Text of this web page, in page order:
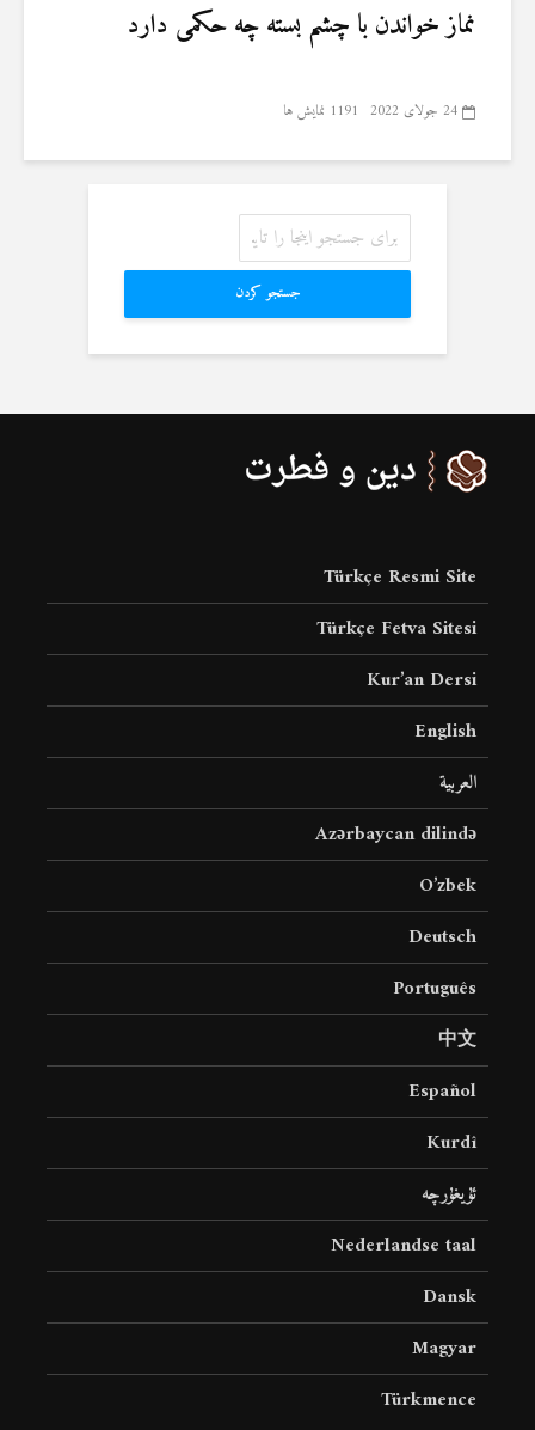
نماز خواندن با چشم بسته چه حکمی دارد
24 جولای 2022 1191 نمایش ها
جستجو کردن
Türkçe Resmi Site
Türkçe Fetva Sitesi
Kur’an Dersi
English
العربية
Azərbaycan dilində
O’zbek
Deutsch
Português
中文
Español
Kurdî
ئۇيغۇرچە
Nederlandse taal
Dansk
Magyar
Türkmence